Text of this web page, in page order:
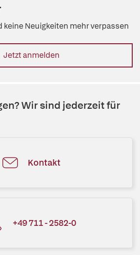
Neuigkeiten mehr verpassen
Jetzt anmelden
Wir sind jederzeit für
Kontakt
+49 711 - 2582-0